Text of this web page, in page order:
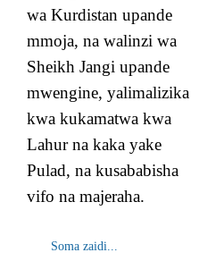
wa Kurdistan upande
mmoja, na walinzi wa
Sheikh Jangi upande
mwengine, yalimalizika
kwa kukamatwa kwa
Lahur na kaka yake
Pulad, na kusababisha
vifo na majeraha.
Soma zaidi...